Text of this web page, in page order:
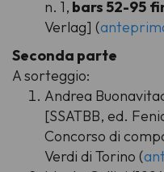
n. 1, bars 52-95
Verlag] (
Seconda parte
A sorteggio:
Andrea
[SSATBB, ed.
Concorso di
Verdi di Torino (